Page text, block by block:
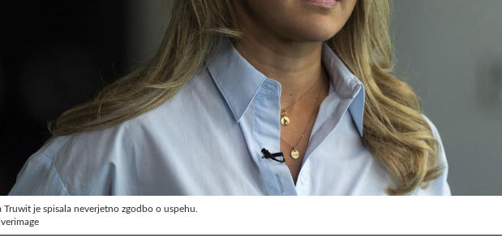
Truwit je spisala neverjetno zgodbo o uspehu.